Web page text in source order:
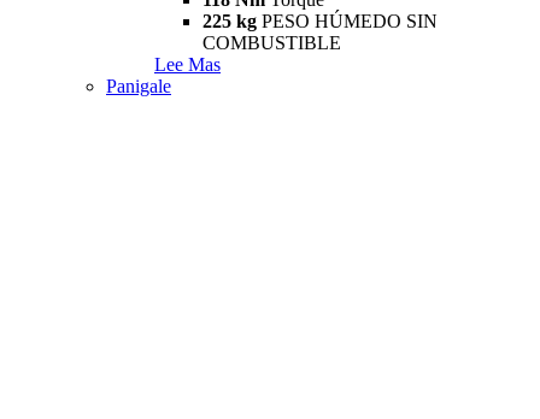
225 kg PESO HÚMEDO SIN
COMBUSTIBLE
Lee Mas
Panigale